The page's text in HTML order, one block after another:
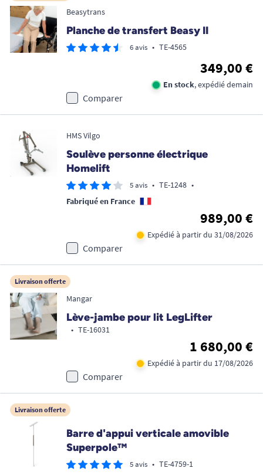
Beasytrans
Planche de transfert Beasy II
6 avis • TE-4565
349,00 €
En stock, expédié demain
Comparer
HMS Vilgo
Soulève personne électrique
Homelift
5 avis • TE-1248 •
Fabriqué en France
989,00 €
Expédié à partir du 31/08/2026
Comparer
Livraison offerte
Mangar
Lève-jambe pour lit LegLifter
• TE-16031
1 680,00 €
Expédié à partir du 17/08/2026
Comparer
Livraison offerte
Barre d'appui verticale amovible
Superpole™
5 avis • TE-4759-1